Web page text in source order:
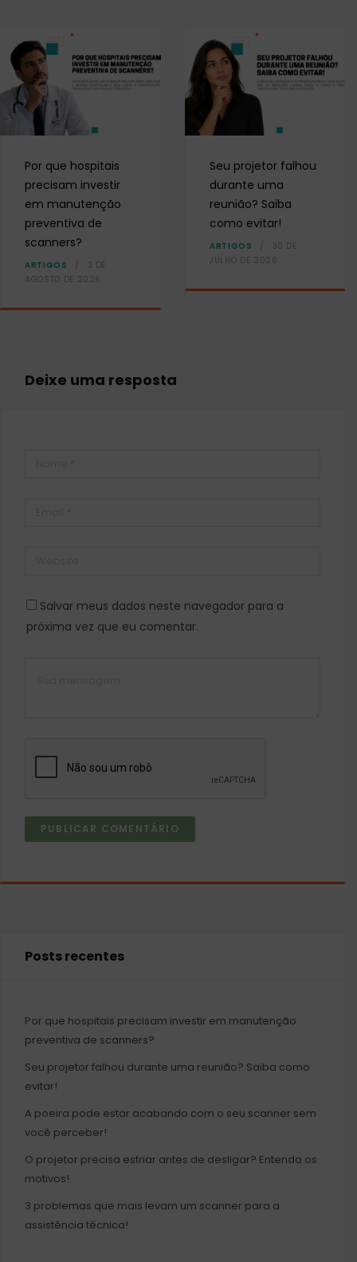
Por que hospitais
precisam investir
em manutenção
preventiva de
scanners?
ARTIGOS
3 DE
AGOSTO DE 2026
Seu projetor falhou
durante uma
reunião? Saiba
como evitar!
ARTIGOS
30 DE
JULHO DE 2026
Deixe uma resposta
*
*
Salvar meus dados neste navegador para a
próxima vez que eu comentar.
Posts recentes
Por que hospitais precisam investir em manutenção
preventiva de scanners?
Seu projetor falhou durante uma reunião? Saiba como
evitar!
A poeira pode estar acabando com o seu scanner sem
você perceber!
O projetor precisa esfriar antes de desligar? Entenda os
motivos!
3 problemas que mais levam um scanner para a
assistência técnica!